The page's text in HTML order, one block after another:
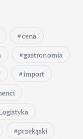
cena
gastronomia
import
przekąski